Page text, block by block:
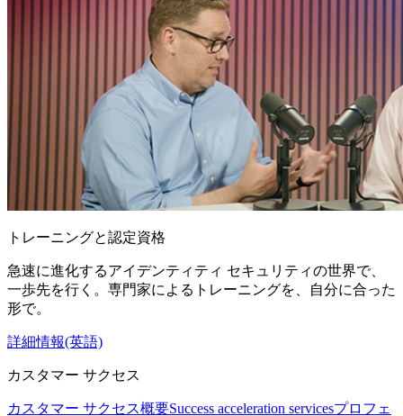
トレーニングと認定資格
急速に進化するアイデンティティ セキュリティの世界で、
一歩先を行く。専門家によるトレーニングを、自分に合った
形で。
詳細情報(英語)
カスタマー サクセス
カスタマー サクセス概要Success acceleration servicesプロフェ